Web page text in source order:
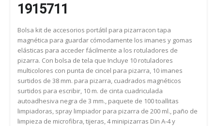
1915711
Bolsa kit de accesorios portátil para pizarracon tapa
magnética para guardar cómodamente los imanes y gomas
elásticas para acceder fácilmente a los rotuladores de
pizarra. Con bolsa de tela que Incluye 10 rotuladores
multicolores con punta de cincel para pizarra, 10 imanes
surtidos de 38 mm. para pizarra, cuadrados magnéticos
surtidos para escribir, 10 m. de cinta cuadriculada
autoadhesiva negra de 3 mm., paquete de 100 toallitas
limpiadoras, spray limpiador para pizarra de 200 ml., paño de
limpieza de microfibra, tijeras, 4 minipizarras Din A-4 y